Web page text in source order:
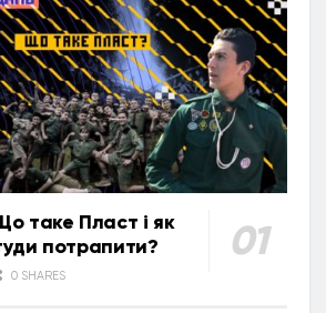
таке Пласт і як
потрапити?
0 SHARES